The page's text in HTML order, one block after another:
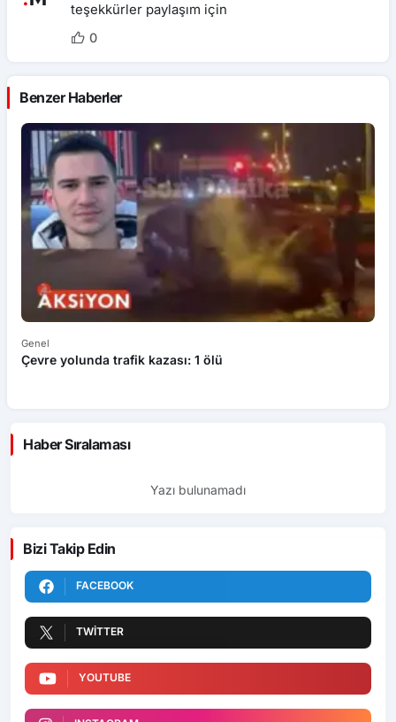
teşekkürler paylaşım için
0
Benzer Haberler
Genel
Çevre yolunda trafik kazası: 1 ölü
Haber Sıralaması
Yazı bulunamadı
Bizi Takip Edin
FACEBOOK
TWITTER
YOUTUBE